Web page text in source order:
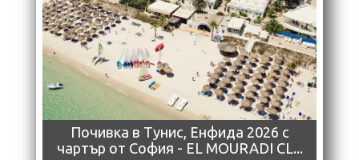
Почивкa в Тунис, Енфида 2026 с
чартър от София - EL MOURADI CL...